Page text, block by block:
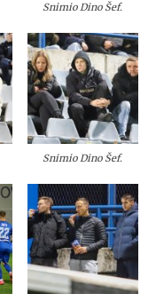
Snimio Dino Šef.
Snimio Dino Šef.